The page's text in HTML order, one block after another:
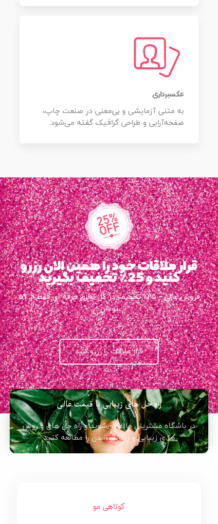
عکسبرداری
به متنی آزمایشی و بی‌معنی در صنعت چاپ،
صفحه‌آرایی و طراحی گرافیک گفته می‌شود.
قرار ملاقات خود را همین الان رزرو
کنید و 25٪ تخفیف بگیرید​
فروش عالی - 25٪ تخفیف در کل لوازم حرفه ای فقط از 59
تومان​
قرار ملاقات را رزرو کنید
راه حل های زیبایی با قیمت عالی
در باشگاه مشتریان ما عضو شوید و راه حل های و روش
ها ی زیبایی و زیبا تر شدن را مطالعه کنید
کوتاهی مو